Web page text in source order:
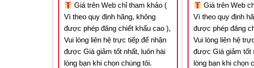
Giá trên Web chỉ tham khảo (
Vì theo quy định hãng, không
được phép đăng chiết khấu cao ),
Vui lòng liên hệ trực tiếp để nhận
được Giá giảm tốt nhất, luôn hài
lòng bạn khi chọn chúng tôi.
Giá trên Web
Vì theo quy định
được phép đăng
Vui lòng liên hệ
được Giá giảm tốt
lòng bạn khi chọn